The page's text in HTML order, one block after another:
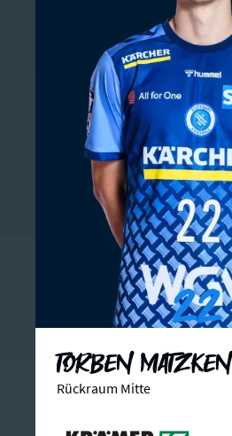
22
Torben Matzken
Rückraum Mitte